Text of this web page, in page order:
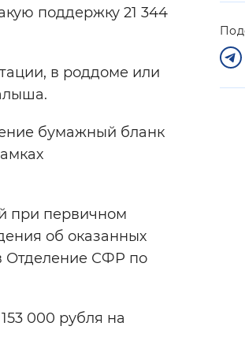
поддержку 21 344
в роддоме или
бумажный бланк
при первичном
об оказанных
Отделение СФР по
000 рубля на